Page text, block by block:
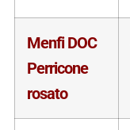
Menfi DOC
Perricone
rosato